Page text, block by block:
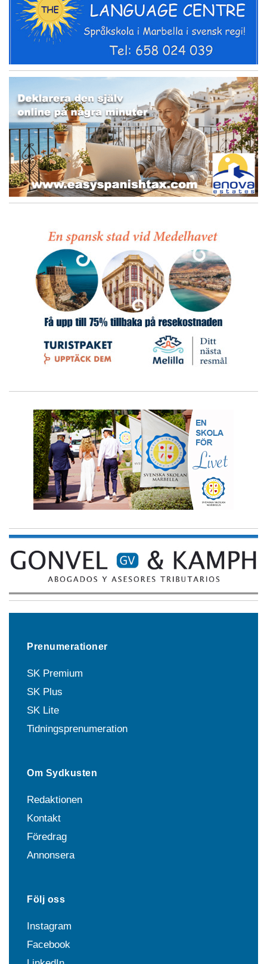
Prenumerationer
SK Premium
SK Plus
SK Lite
Tidningsprenumeration
Om Sydkusten
Redaktionen
Kontakt
Föredrag
Annonsera
Följ oss
Instagram
Facebook